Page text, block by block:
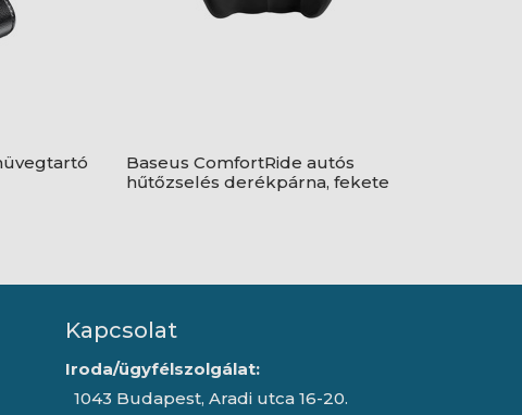
Baseus ComfortRide autós
hűtőzselés derékpárna, fekete
Kapcsolat
Iroda/ügyfélszolgálat:
1043 Budapest, Aradi utca 16-20.